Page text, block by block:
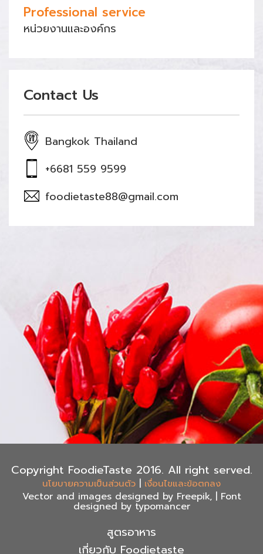
Professional service
หน่วยงานและองค์กร
Contact Us
Bangkok Thailand
+6681 559 9599
foodietaste88@gmail.com
Copyright FoodieTaste 2016. All right served.
นโยบายความเป็นส่วนตัว | เงื่อนไขและข้อตกลง
Vector and images designed by Freepik, | Font
designed by typomancer
สูตรอาหาร
เกี่ยวกับ Foodietaste